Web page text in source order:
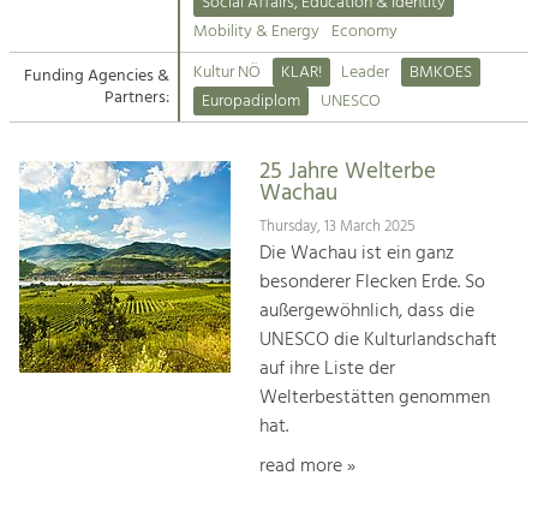
Suche
Impressum
Kontakt
Tourism
Offer Development and Positioning
Art & Culture
Crafts, Science and Research.
Social Affairs, Education
& Identity
Equality, Youth and Integration.
Climate Change, Public Transport and
Mobility & Energy Economy
Funding Agencies &
Partners:
Kultur NÖ KLAR! Leader
BMKOES
Europadiplom
UNESCO
25 Jahre Welterbe
Wachau
Thursday, 13 March 2025
Die Wachau ist ein ganz
besonderer Flecken Erde. So
außergewöhnlich, dass die
UNESCO die Kulturlandschaft
auf ihre Liste der
Welterbestätten genommen
hat.
read more »